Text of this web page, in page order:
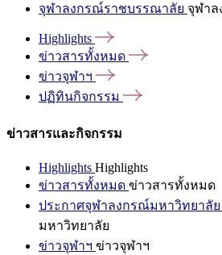
จุฬาลงกรณ์ราชบรรณาลัย จุฬา
Highlights
ข่าวสารทั้งหมด
ข่าวจุฬาฯ
ปฏิทินกิจกรรม
ข่าวสารและกิจกรรม
Highlights Highlights
ข่าวสารทั้งหมด ข่าวสารทั้งหมด
ประกาศจุฬาลงกรณ์มหาวิทยาลัย
มหาวิทยาลัย
ข่าวจุฬาฯ ข่าวจุฬาฯ